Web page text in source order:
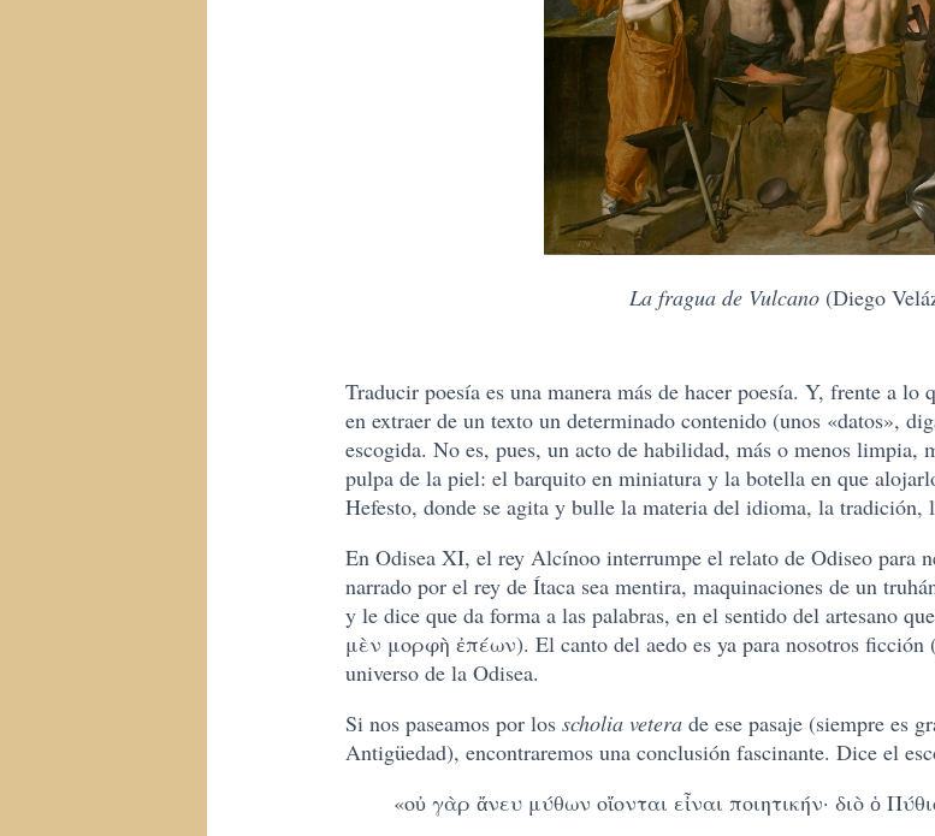
La fragua de Vulcano(Diego
Traducir poesía es una manera más de hacer poesía. Y, frente a lo
en extraer de un texto un determinado contenido (unos «datos»,
escogida. No es, pues, un acto de habilidad, más o menos limpia,
pulpa de la piel: el barquito en miniatura y la botella en que
Hefesto, donde se agita y bulle la materia del idioma, la tradición,
En Odisea XI, el rey Alcínoo interrumpe el relato de Odiseo para
narrado por el rey de Ítaca sea mentira, maquinaciones de un
y le dice que da forma a las palabras, en el sentido del artesano
μὲν μορφὴ ἐπέων). El canto del aedo es ya para nosotros ficción
universo de la Odisea.
Si nos paseamos por los scholia vetera de ese pasaje (siempre es
Antigüedad), encontraremos una conclusión fascinante. Dice el
«οὐ γὰρ ἄνευ μύθων οἴονται εἶναι ποιητικήν· διὸ ὁ